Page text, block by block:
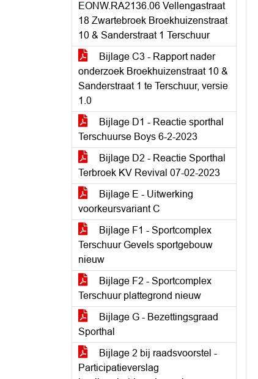
EONW.RA2136.06 Vellengastraat
18 Zwartebroek Broekhuizenstraat
10 & Sanderstraat 1 Terschuur
Bijlage C3 - Rapport nader
onderzoek Broekhuizenstraat 10 &
Sanderstraat 1 te Terschuur, versie
1.0
Bijlage D1 - Reactie sporthal
Terschuurse Boys 6-2-2023
Bijlage D2 - Reactie Sporthal
Terbroek KV Revival 07-02-2023
Bijlage E - Uitwerking
voorkeursvariant C
Bijlage F1 - Sportcomplex
Terschuur Gevels sportgebouw
nieuw
Bijlage F2 - Sportcomplex
Terschuur plattegrond nieuw
Bijlage G - Bezettingsgraad
Sporthal
Bijlage 2 bij raadsvoorstel -
Participatieverslag